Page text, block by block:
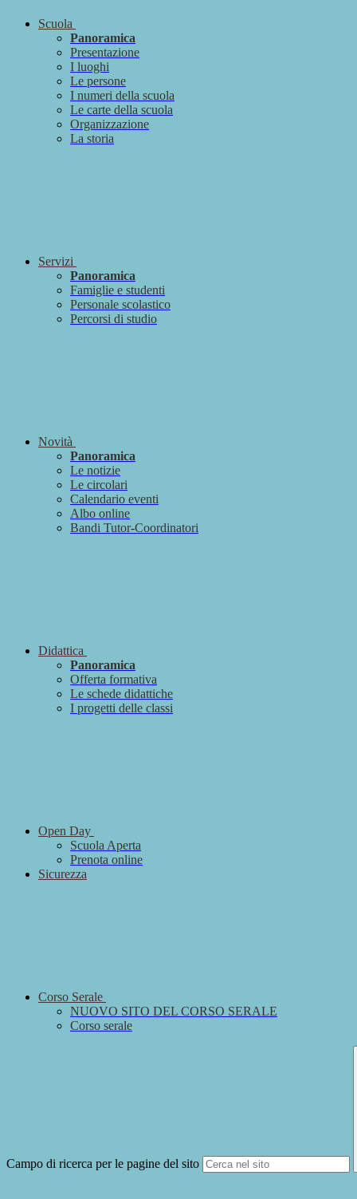
Scuola
Panoramica
Presentazione
I luoghi
Le persone
I numeri della scuola
Le carte della scuola
Organizzazione
La storia
Servizi
Panoramica
Famiglie e studenti
Personale scolastico
Percorsi di studio
Novità
Panoramica
Le notizie
Le circolari
Calendario eventi
Albo online
Bandi Tutor-Coordinatori
Didattica
Panoramica
Offerta formativa
Le schede didattiche
I progetti delle classi
Open Day
Scuola Aperta
Prenota online
Sicurezza
Corso Serale
NUOVO SITO DEL CORSO SERALE
Corso serale
Campo di ricerca per le pagine del sito